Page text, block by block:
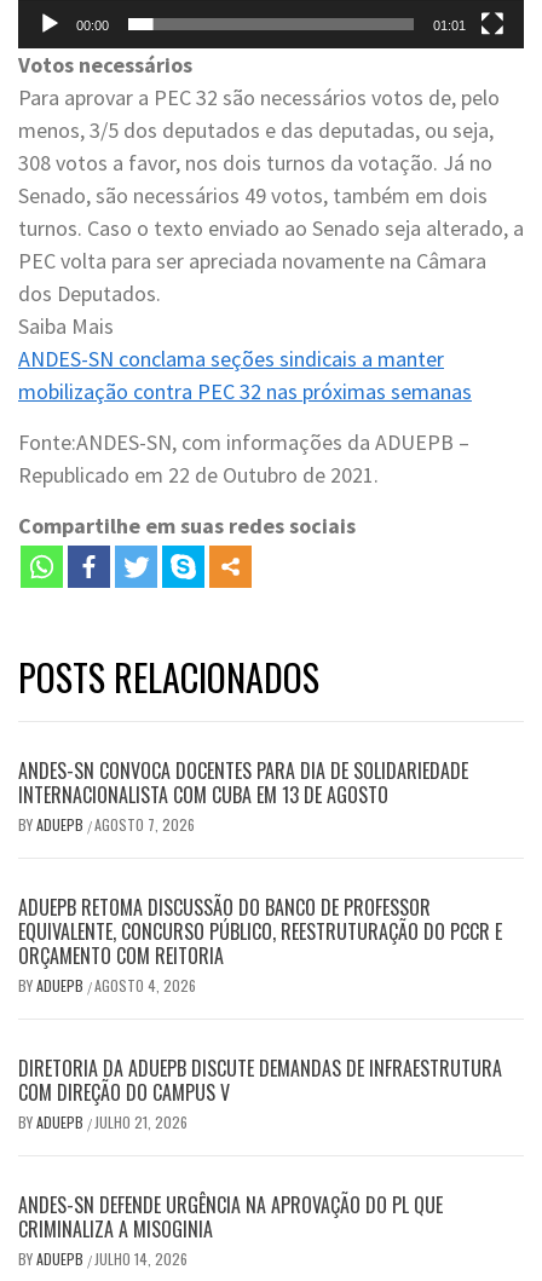
00:00 01:01
Votos necessários
Para aprovar a PEC 32 são necessários votos de, pelo
menos, 3/5 dos deputados e das deputadas, ou seja,
308 votos a favor, nos dois turnos da votação. Já no
Senado, são necessários 49 votos, também em dois
turnos. Caso o texto enviado ao Senado seja alterado, a
PEC volta para ser apreciada novamente na Câmara
dos Deputados.
Saiba Mais
ANDES-SN conclama seções sindicais a manter
mobilização contra PEC 32 nas próximas semanas
Fonte:ANDES-SN, com informações da ADUEPB –
Republicado em 22 de Outubro de 2021.
Compartilhe em suas redes sociais
POSTS RELACIONADOS
ANDES-SN CONVOCA DOCENTES PARA DIA DE SOLIDARIEDADE
INTERNACIONALISTA COM CUBA EM 13 DE AGOSTO
BYADUEPB /AGOSTO 7, 2026
ADUEPB RETOMA DISCUSSÃO DO BANCO DE PROFESSOR
EQUIVALENTE, CONCURSO PÚBLICO, REESTRUTURAÇÃO DO PCCR E
ORÇAMENTO COM REITORIA
BYADUEPB /AGOSTO 4, 2026
DIRETORIA DA ADUEPB DISCUTE DEMANDAS DE INFRAESTRUTURA
COM DIREÇÃO DO CAMPUS V
BYADUEPB / JULHO 21, 2026
ANDES-SN DEFENDE URGÊNCIA NA APROVAÇÃO DO PL QUE
CRIMINALIZA A MISOGINIA
BYADUEPB / JULHO 14, 2026